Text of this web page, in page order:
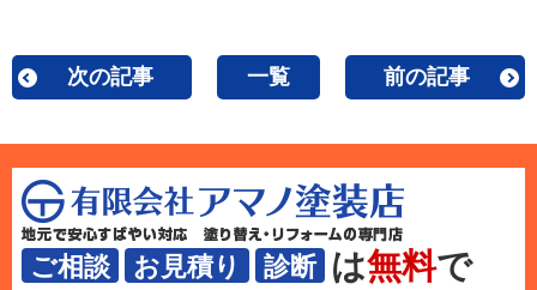
次の記事 一覧 前の記事
ご相談 お見積り 診断 は無料で